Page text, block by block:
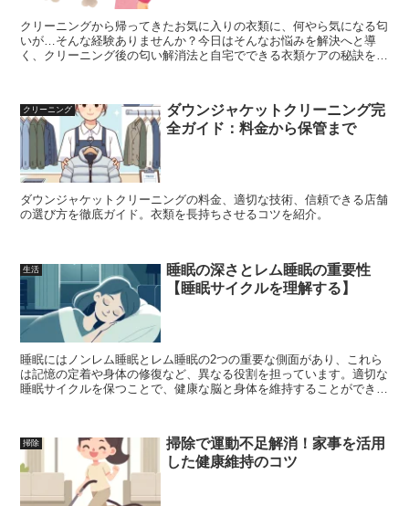
クリーニングから帰ってきたお気に入りの衣類に、何やら気になる匂
いが…そんな経験ありませんか？今日はそんなお悩みを解決へと導
く、クリーニング後の匂い解消法と自宅でできる衣類ケアの秘訣をご
クリーニング
ダウンジャケットクリーニング完
全ガイド：料金から保管まで
ダウンジャケットクリーニングの料金、適切な技術、信頼できる店舗
の選び方を徹底ガイド。衣類を長持ちさせるコツを紹介。
生活
睡眠の深さとレム睡眠の重要性
【睡眠サイクルを理解する】
睡眠にはノンレム睡眠とレム睡眠の2つの重要な側面があり、これら
は記憶の定着や身体の修復など、異なる役割を担っています。適切な
睡眠サイクルを保つことで、健康な脳と身体を維持することができま
掃除
掃除で運動不足解消！家事を活用
した健康維持のコツ